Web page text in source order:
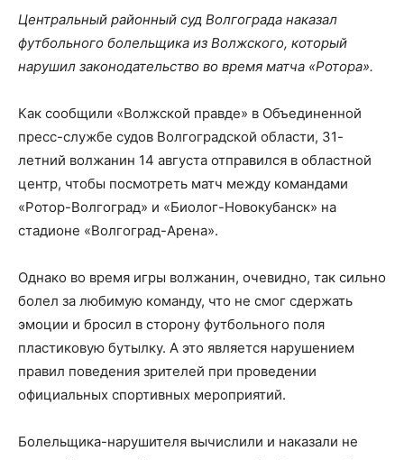
Центральный районный суд Волгограда наказал
футбольного болельщика из Волжского, который
нарушил законодательство во время матча «Ротора».
Как сообщили «Волжской правде» в Объединенной
пресс-службе судов Волгоградской области, 31-
летний волжанин 14 августа отправился в областной
центр, чтобы посмотреть матч между командами
«Ротор-Волгоград» и «Биолог-Новокубанск» на
стадионе «Волгоград-Арена».
Однако во время игры волжанин, очевидно, так сильно
болел за любимую команду, что не смог сдержать
эмоции и бросил в сторону футбольного поля
пластиковую бутылку. А это является нарушением
правил поведения зрителей при проведении
официальных спортивных мероприятий.
Болельщика-нарушителя вычислили и наказали не